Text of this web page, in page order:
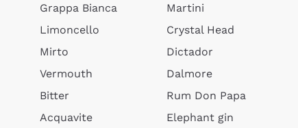
Grappa Bianca
Limoncello
Mirto
Vermouth
Bitter
Acquavite
Martini
Crystal Head
Dictador
Dalmore
Rum Don Papa
Elephant gin